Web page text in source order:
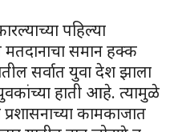
पहिल्या
मतदानाचा समान हक्क
सर्वात युवा देश झाला
हाती आहे. त्यामुळे
कामकाजात